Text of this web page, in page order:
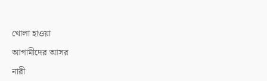
খোলা হাওয়া
আগামীদের আসর
নারী